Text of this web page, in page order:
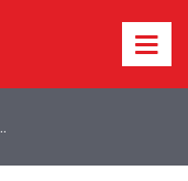
6 maddelik şart